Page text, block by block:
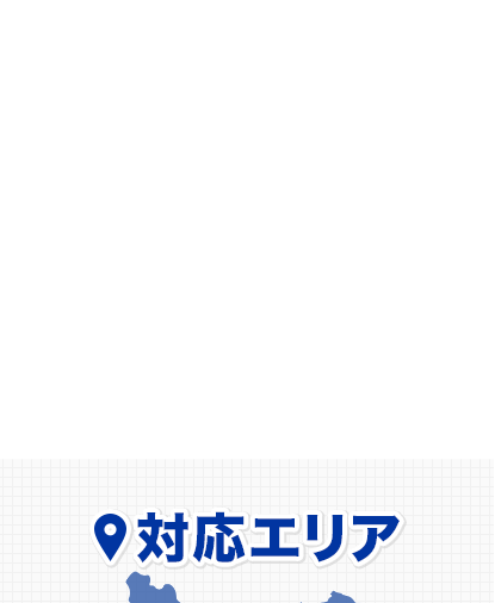
2026.02.08
【川崎市】玄関ドアが勢いよく閉まる…原因はド
アクローザーの故障でした